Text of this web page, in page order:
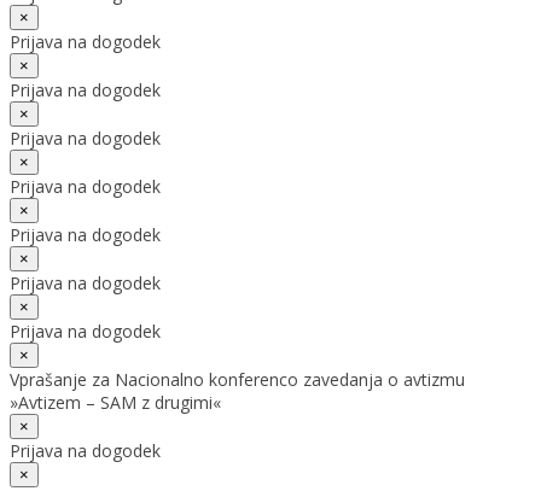
×
Prijava na dogodek
×
Prijava na dogodek
×
Prijava na dogodek
×
Prijava na dogodek
×
Prijava na dogodek
×
Prijava na dogodek
×
Prijava na dogodek
×
Vprašanje za Nacionalno konferenco zavedanja o avtizmu
»Avtizem – SAM z drugimi«
×
Prijava na dogodek
×